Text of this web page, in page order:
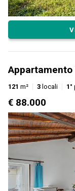
Appartamento
121 m² 3 locali 1°
€ 88.000